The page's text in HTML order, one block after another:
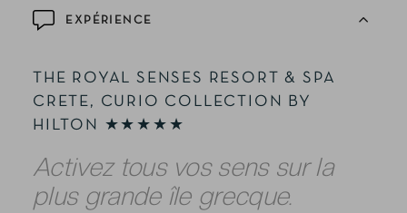
EXPÉRIENCE
THE ROYAL SENSES RESORT & SPA
CRETE, CURIO COLLECTION BY
HILTON ★★★★★
Activez tous vos sens sur la
plus grande île grecque.